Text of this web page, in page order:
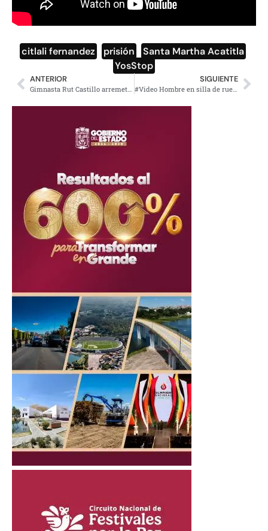
citlali fernandez prisión Santa Martha Acatitla
YosStop
ANTERIOR
Gimnasta Rut Castillo arremete contra comentaristas de Claro Sports
SIGUIENTE
#Video Hombre en silla de ruedas cae a vías del Metro en Nueva York